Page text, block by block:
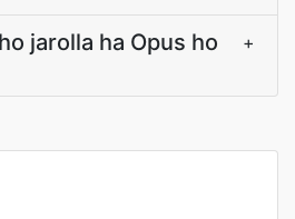
jarolla ha Opus ho
+